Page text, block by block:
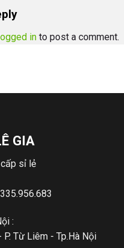
in to post a comment.
GIA
sỉ lẻ
:
Từ Liêm - Tp.Hà Nội